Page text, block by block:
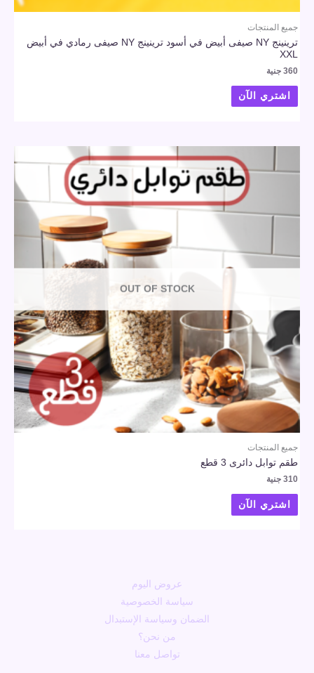
جميع المنتجات
ترينينج NY صيفى أبيض في أسود ترينينج NY صيفى رمادي في أبيض
XXL
360 جنية
اشتري الآن
OUT OF STOCK
جميع المنتجات
طقم توابل دائرى 3 قطع
310 جنية
اشتري الآن
عروض اليوم
سياسة الخصوصية
الضمان وسياسة الإستبدال
من نحن؟
تواصل معنا